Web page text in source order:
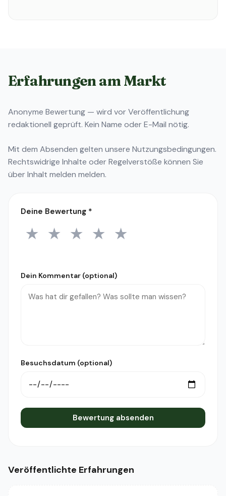
Erfahrungen am Markt
Anonyme Bewertung — wird vor Veröffentlichung
redaktionell geprüft. Kein Name oder E-Mail nötig.
Mit dem Absenden gelten unsere Nutzungsbedingungen.
Rechtswidrige Inhalte oder Regelverstöße können Sie
überInhalt melden melden.
Deine Bewertung *
1 Stern
★ 2 Sterne
★ 3 Sterne
★ 4 Sterne
★ 5 Sterne
★
Dein Kommentar (optional)
Besuchsdatum (optional)
Bewertung absenden
Veröffentlichte Erfahrungen